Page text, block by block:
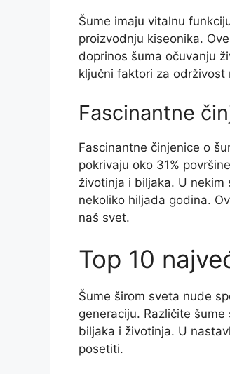
Šume imaju vitalnu
proizvodnju kiseonika.
doprinos šuma očuvanju
ključni faktori za održivost
Fascinantne
Fascinantne činjenice o
pokrivaju oko 31%
životinja i biljaka. U
nekoliko hiljada godina.
naš svet.
Top 10
Šume širom sveta nude
generaciju. Različite
biljaka i životinja. U
posetiti.